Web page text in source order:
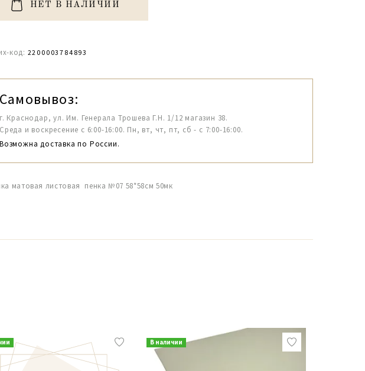
НЕТ В НАЛИЧИИ
код: 2200003784893
Самовывоз:
г. Краснодар, ул. Им. Генерала Трошева Г.Н. 1/12 магазин 38.
Среда и воскресение с 6:00-16:00. Пн, вт, чт, пт, сб - с 7:00-16:00.
Возможна доставка по России.
матовая листовая пенка №07 58*58см 50мк
В наличии